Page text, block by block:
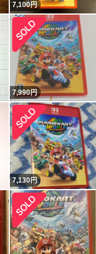
7,100円
7,990円
7,130円